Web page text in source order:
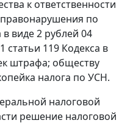
к ответственности
по
в виде 2 рублей 04
статьи 119 Кодекса в
штрафа; обществу
налога по УСН.
налоговой
решение налоговой